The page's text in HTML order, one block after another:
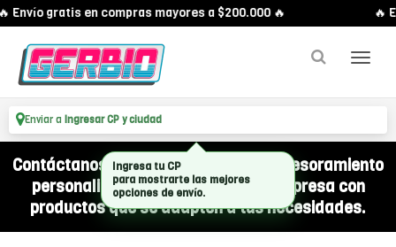
Envío gratis en compras mayores a $200.000 🔥 🔥
Enviar a Ingresar CP y ciudad
Contáctanos por WhatsApp y recibí asesoramiento
personalizado para equipar a tu empresa con
productos que se adapten a tus necesidades.
Ingresa tu CP
para mostrarte las mejores
opciones de envío.